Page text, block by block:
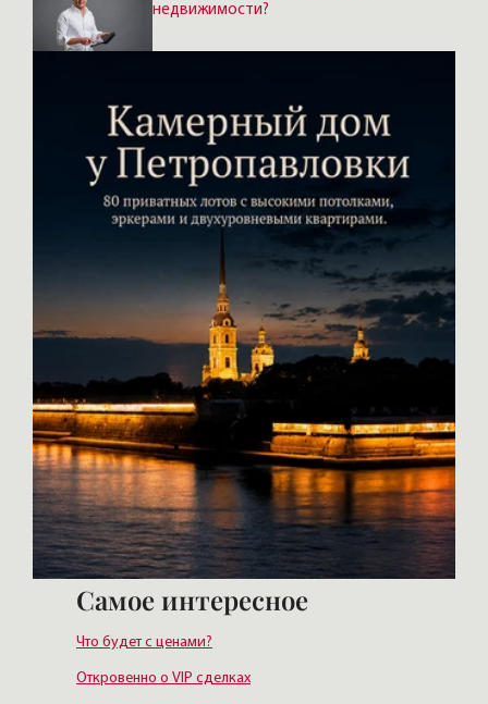
Самое интересное
Что будет с ценами?
Откровенно о VIP сделках
недвижимости?